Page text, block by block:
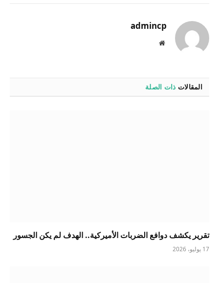
admincp
موقع
المقالات ذات الصلة
تقرير يكشف دوافع الضربات الأميركية.. الهدف لم يكن الجسور
17 يوليو، 2026